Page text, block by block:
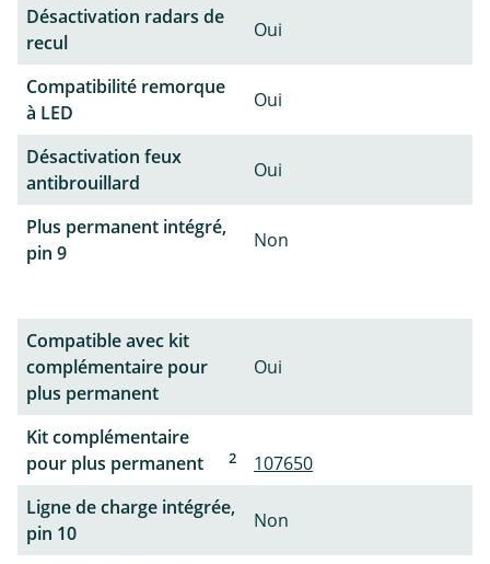
Désactivation radars de
recul
Oui
Compatibilité remorque
à LED
Oui
Désactivation feux
antibrouillard
Oui
Plus permanent intégré,
pin 9
Non
Compatible avec kit
complémentaire pour
plus permanent
Oui
Kit complémentaire
pour plus permanent
2
107650
Ligne de charge intégrée,
pin 10
Non